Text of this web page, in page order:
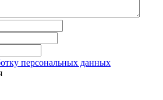
персональных данных